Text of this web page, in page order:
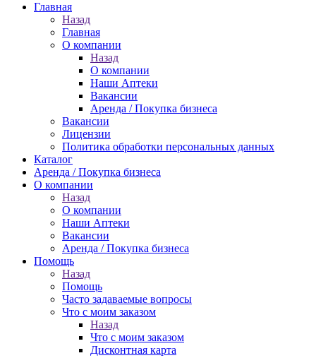
Главная
Назад
Главная
О компании
Назад
О компании
Наши Аптеки
Вакансии
Аренда / Покупка бизнеса
Вакансии
Лицензии
Политика обработки персональных данных
Каталог
Аренда / Покупка бизнеса
О компании
Назад
О компании
Наши Аптеки
Вакансии
Аренда / Покупка бизнеса
Помощь
Назад
Помощь
Часто задаваемые вопросы
Что с моим заказом
Назад
Что с моим заказом
Дисконтная карта